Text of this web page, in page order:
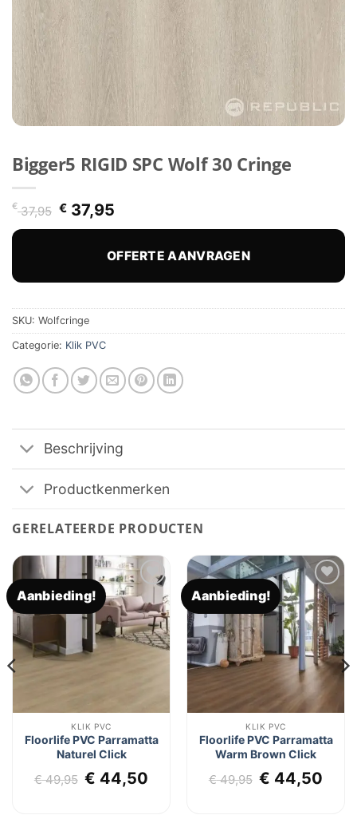
Bigger5 RIGID SPC Wolf 30 Cringe
€37,95 Oorspronkelijke
prijs
€ 37,95.
€37,95Huidige
prijs
€ 37,95.
OFFERTE AANVRAGEN
SKU: Wolfcringe
Categorie: Klik PVC
Beschrijving
Productkenmerken
GERELATEERDE PRODUCTEN
Aanbieding!
Toevoegen
aan
verlanglijst
KLIK PVC
Floorlife PVC Parramatta
Naturel Click
€49,95 Oorspronkelijke
€ 44,50 Huidige
Aanbieding!
Toevoegen
aan
verlanglijst
KLIK PVC
Floorlife PVC Parramatta
Warm Brown Click
€49,95 € 44,50